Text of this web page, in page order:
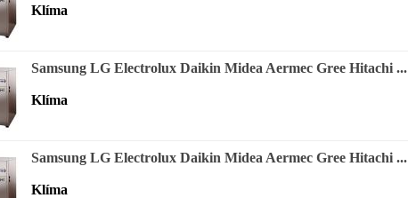
Klíma
Samsung LG Electrolux Daikin Midea Aermec Gree Hitachi ...
Klíma
Samsung LG Electrolux Daikin Midea Aermec Gree Hitachi ...
Klíma